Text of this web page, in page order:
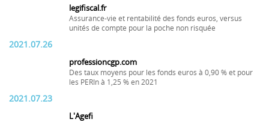
legifiscal.fr
Assurance-vie et rentabilité des fonds euros, versus
unités de compte pour la poche non risquée
2021.07.26
professioncgp.com
Des taux moyens pour les fonds euros à 0,90 % et pour
les PERIn à 1,25 % en 2021
2021.07.23
L'Agefi